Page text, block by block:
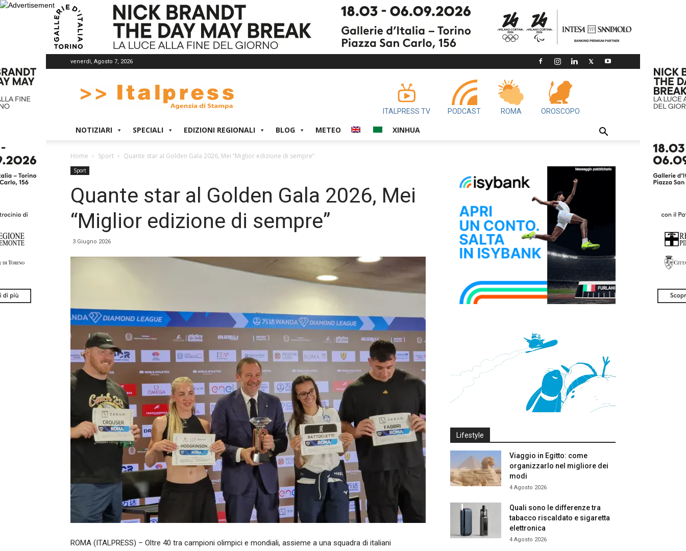
venerdì, Agosto 7, 2026
ITALPRESS TV PODCAST ROMA OROSCOPO
NOTIZIARI SPECIALI EDIZIONI REGIONALI BLOG METEO XINHUA
Home Sport Quante star al Golden Gala 2026, Mei “Miglior edizione di sempre”
Sport
Quante star al Golden Gala 2026, Mei
“Miglior edizione di sempre”
3 Giugno 2026
ROMA (ITALPRESS) – Oltre 40 tra campioni olimpici e mondiali, assieme a una squadra di italiani
Lifestyle
Viaggio in Egitto: come
organizzarlo nel migliore dei
modi
4 Agosto 2026
Quali sono le differenze tra
tabacco riscaldato e sigaretta
elettronica
4 Agosto 2026